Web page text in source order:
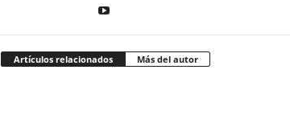
Artículos relacionados Más del autor